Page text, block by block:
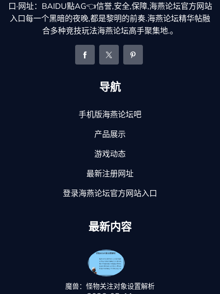
口·网址：BAIDU點AG👈信誉,安全,保障,海燕论坛官方网站
入口每一个黑暗的夜晚,都是黎明的前奏.海燕论坛精华帖融
合多种竞技玩法海燕论坛高手聚集地.。
导航
手机版海燕论坛吧
产品展示
游戏动态
最新注册网址
登录海燕论坛官方网站入口
最新内容
魔兽：怪物关注对象设置解析